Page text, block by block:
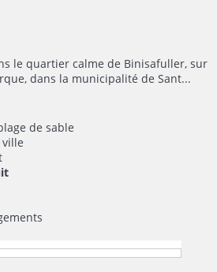
le quartier calme de Binisafuller, sur
dans la municipalité de Sant...
de sable
ville